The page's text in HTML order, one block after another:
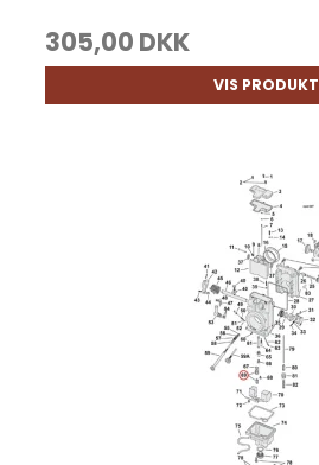
305,00 DKK
VIS PRODUKT